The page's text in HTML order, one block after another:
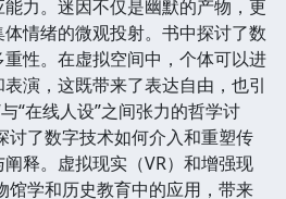
力。迷因不仅是幽默的产物，更
情绪的微观投射。书中探讨了数
性。在虚拟空间中，个体可以进
演，这既带来了表达自由，也引
“在线人设”之间张力的哲学讨
讨了数字技术如何介入和重塑传
释。虚拟现实（VR）和增强现
馆学和历史教育中的应用，带来